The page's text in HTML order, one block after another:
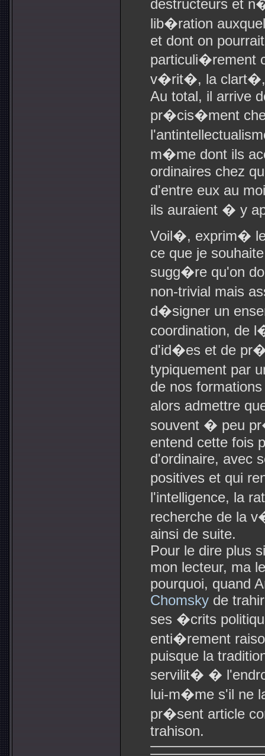
destructeurs et
lib�ration
et dont on
particuli�rement
v�rit�, la clart�,
Au total, il arrive
pr�cis�ment
m�me dont ils
ordinaires chez
d'entre eux au
ils auraient � y
Voil�, exprim� le
ce que je
sugg�re qu'on
non-trivial mais
d�signer un
coordination, de
d'id�es et de
typiquement par
de nos
alors admettre
souvent � peu
entend cette fois
d'ordinaire, avec
positives et qui
l'intelligence, la
recherche de la
ainsi de suite.
Pour le dire plus
mon lecteur, ma
pourquoi, quand
Chomsky de
ses �crits
enti�rement
puisque la
servilit� �
lui-m�me s'il ne
pr�sent article
trahison.